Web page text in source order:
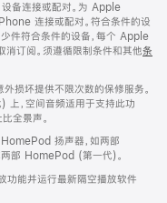
备连接或配对。为 Apple
连接或配对。符合条件的设
件符合条件的设备，每个 Apple
消订阅。须遵循限制条件和其他条
损坏提供不限次数的保修服务。
，空间音频适用于支持此功
全景声。
扬声器，如两部
部 HomePod (第一代)。
能并运行最新隔空播放软件